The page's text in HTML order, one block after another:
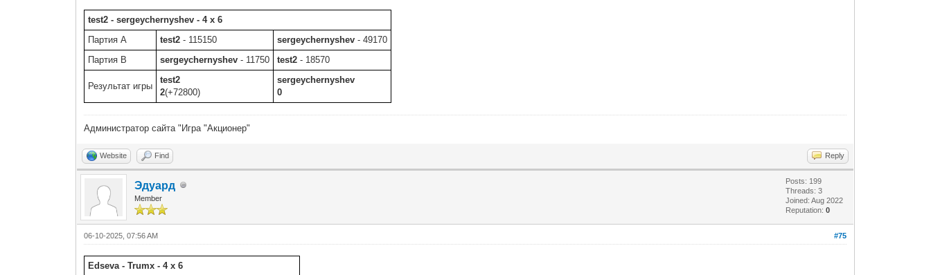
test2 - sergeychernyshev - 4 x 6
Партия A
test2 - 115150 sergeychernyshev - 49170
Партия B
sergeychernyshev - 11750 test2 - 18570
Результат игры
test2
2(+72800)
sergeychernyshev
0
Администратор сайта "Игра "Акционер"
Website Find Reply
Эдуард
Member
Posts: 199
Threads: 3
Joined: Aug 2022
Reputation:0
#75
06-10-2025, 07:56 AM
Edseva - Trumx - 4 x 6